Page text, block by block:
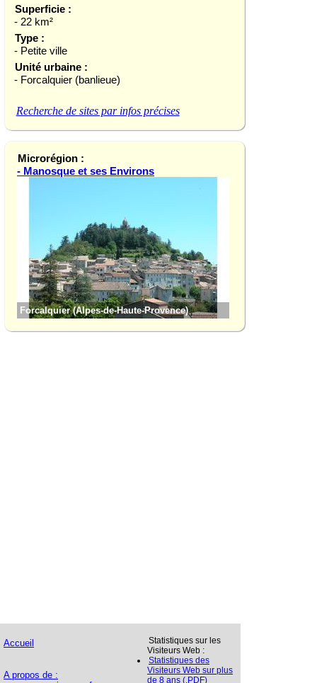
Superficie :
- 22 km²
Type :
- Petite ville
Unité urbaine :
- Forcalquier (banlieue)
Recherche de sites par infos précises
Microrégion :
- Manosque et ses Environs
Forcalquier (Alpes-de-Haute-Provence)
Accueil
A propos de :
Statistiques sur les
Visiteurs Web :
Statistiques des
Visiteurs Web sur plus
de 8 ans (.PDF)